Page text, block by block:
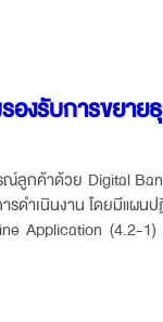
องรับการขยาย
ลูกค้าด้วย Digital
ดำเนินงาน โดยมีแผน
Application (4.2-